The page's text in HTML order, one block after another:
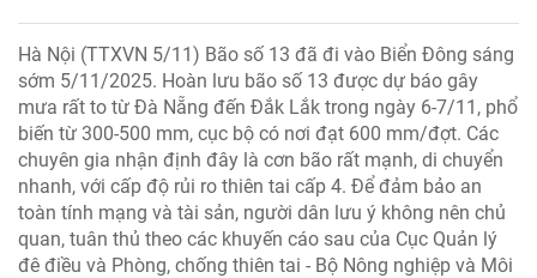
Hà Nội (TTXVN 5/11) Bão số 13 đã đi vào Biển Đông sáng
sớm 5/11/2025. Hoàn lưu bão số 13 được dự báo gây
mưa rất to từ Đà Nẵng đến Đắk Lắk trong ngày 6-7/11, phổ
biến từ 300-500 mm, cục bộ có nơi đạt 600 mm/đợt. Các
chuyên gia nhận định đây là cơn bão rất mạnh, di chuyển
nhanh, với cấp độ rủi ro thiên tai cấp 4. Để đảm bảo an
toàn tính mạng và tài sản, người dân lưu ý không nên chủ
quan, tuân thủ theo các khuyến cáo sau của Cục Quản lý
đê điều và Phòng, chống thiên tai - Bộ Nông nghiệp và Môi